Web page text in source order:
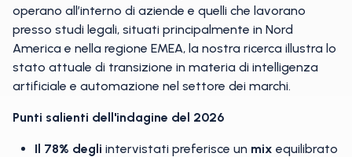
operano all’interno di aziende e quelli che lavorano
presso studi legali, situati principalmente in Nord
America e nella regione EMEA, la nostra ricerca illustra lo
stato attuale di transizione in materia di intelligenza
artificiale e automazione nel settore dei marchi.
Punti salienti dell'indagine del 2026
Il 78% degli intervistati preferisce un mix equilibrato